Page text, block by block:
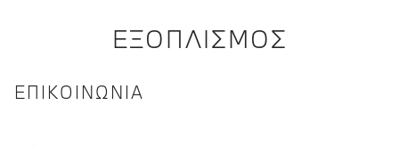
ΕΞΟΠΛΙΣΜΌΣ
ΕΠΙΚΟΙΝΩΝΊΑ